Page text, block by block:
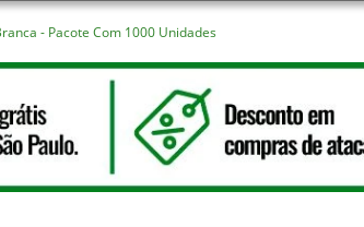
- Pacote Com 1000 Unidades